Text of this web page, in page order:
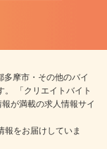
多摩市・その他のバイ
。 「クリエイトバイト
が満載の求人情報サイ
報をお届けしていま